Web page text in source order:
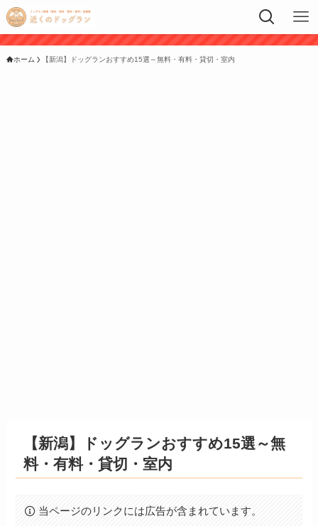
ホーム 【新潟】ドッグランおすすめ15選～無料・有料・貸切・室内
【新潟】ドッグランおすすめ15選～無
料・有料・貸切・室内
当ページのリンクには広告が含まれています。